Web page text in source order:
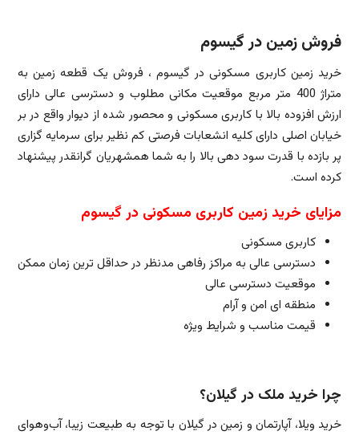
فروش زمین در گیسوم
خرید زمین کاربری مسکونی در گیسوم ، فروش یک قطعه زمین به
متراژ 400 متر مربع موقعیت مکانی مطلوب و دسترسی عالی دارای
ارزش افزوده بالا با کاربری مسکونی و محصور شده از دیوار واقع در بر
خیابان اصلی دارای کلیه انشعابات فرصتی کم نظیر برای سرمایه گزاری
پر بازده با قدرت سود دهی بالا را به شما همشهریان گرانقدر پیشنهاد
کرده است.
مزایای خرید زمین کاربری مسکونی در گیسوم
کاربری مسکونی
دسترسی عالی به مراکز رفاهی مدنظر در حداقل ترین زمان ممکن
موقعیت دسترسی عالی
منطقه ای امن و آرام
قیمت مناسب و شرایط ویژه
چرا خرید ملک در گیلان؟
خرید ویلا، آپارتمان و زمین در گیلان با توجه به طبیعت زیبا، آب‌وهوای